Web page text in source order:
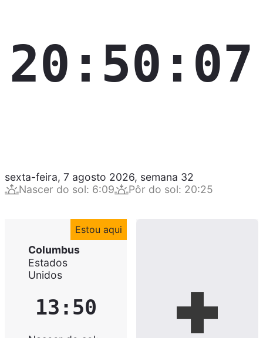
20:50:08
sexta-feira, 7 agosto 2026, semana 32
Nascer do sol: 6:09 Pôr do sol: 20:25
Estou aqui
Columbus
Estados
Unidos
13:50